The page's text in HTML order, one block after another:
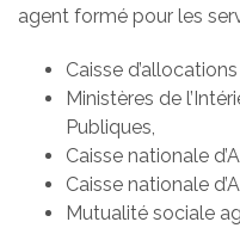
agent formé pour les
Caisse
Ministères de
Publiques,
Caisse nationale
Caisse nationale
Mutualité sociale